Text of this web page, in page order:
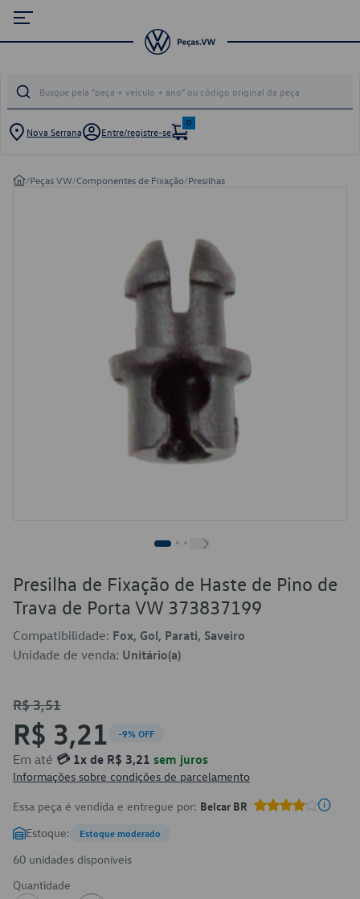
Nova Serrana Entre/registre-se
0
/Peças VW/Componentes de Fixação/Presilhas
Presilha de Fixação de Haste de Pino de
Trava de Porta VW 373837199
Compatibilidade: Fox, Gol, Parati, Saveiro
Unidade de venda: Unitário(a)
R$ 3,51
R$ 3,21 -9% OFF
Em até 💳 1x de R$ 3,21 sem juros
Informações sobre condições de parcelamento
Essa peça é vendida e entregue por: Belcar BR
Estoque: Estoque moderado
60 unidades disponíveis
Quantidade